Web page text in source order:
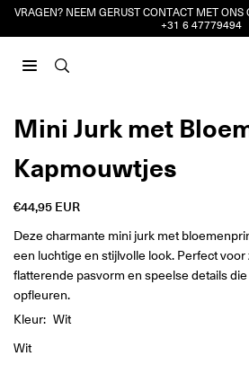
VRAGEN? NEEM GERUST CONTACT MET ONS
+31 6 47779494
Mini Jurk met
Kapmouwtjes
Reguliere
prijs
€44,95 EUR
Deze charmante mini jurk met
een luchtige en stijlvolle look. Perfect
flatterende pasvorm en speelse details
opfleuren.
Kleur: Wit
Wit